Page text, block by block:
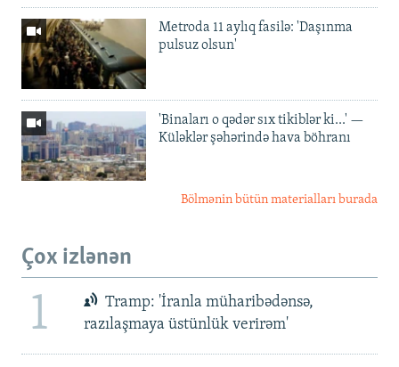
Metroda 11 aylıq fasilə: 'Daşınma
pulsuz olsun'
'Binaları o qədər sıx tikiblər ki...' —
Küləklər şəhərində hava böhranı
Bölmənin bütün materialları burada
Çox izlənən
1
Tramp: 'İranla müharibədənsə,
razılaşmaya üstünlük verirəm'